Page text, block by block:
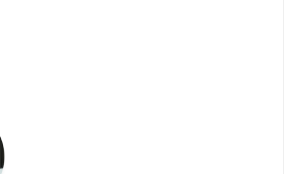
占有小王给他的200万元。老杨辩称自己与北京的某局局长是朋友关
办事，都是说好了的，怎么就被对方说成诈骗了呢?
表现为非典型的居间法律关系。现有的银行流水、当事人之间的聊天
。